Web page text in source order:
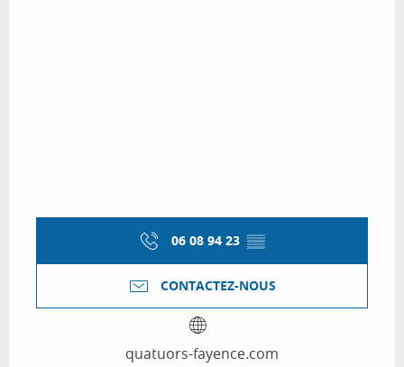
06 08 94 23 ▒▒
CONTACTEZ-NOUS
quatuors-fayence.com